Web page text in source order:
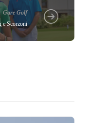
Gare Golf
e Scorzoni